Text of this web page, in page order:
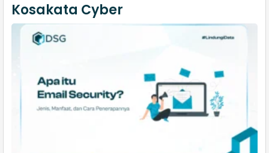
Kosakata Cyber